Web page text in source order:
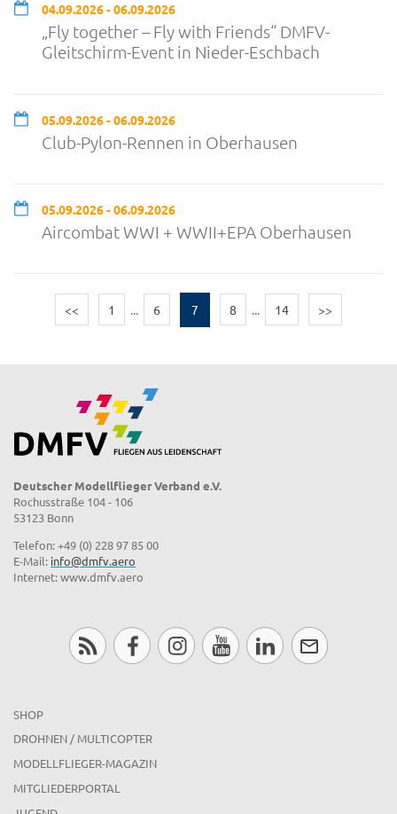
04.09.2026 - 06.09.2026
„Fly together – Fly with Friends“ DMFV-
Gleitschirm-Event in Nieder-Eschbach
05.09.2026 - 06.09.2026
Club-Pylon-Rennen in Oberhausen
05.09.2026 - 06.09.2026
Aircombat WWI + WWII+EPA Oberhausen
<< 1 ... 6 7 8 ... 14 >>
Deutscher Modellflieger Verband e.V.
Rochusstraße 104 - 106
53123 Bonn
Telefon: +49 (0) 228 97 85 00
E-Mail: info@dmfv.aero
Internet: www.dmfv.aero
SHOP
DROHNEN / MULTICOPTER
MODELLFLIEGER-MAGAZIN
MITGLIEDERPORTAL